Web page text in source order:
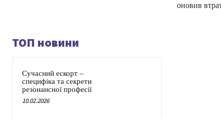
оновив
ТОП новини
Сучасний ескорт –
специфіка та секрети
резонансної професії
10.02.2026